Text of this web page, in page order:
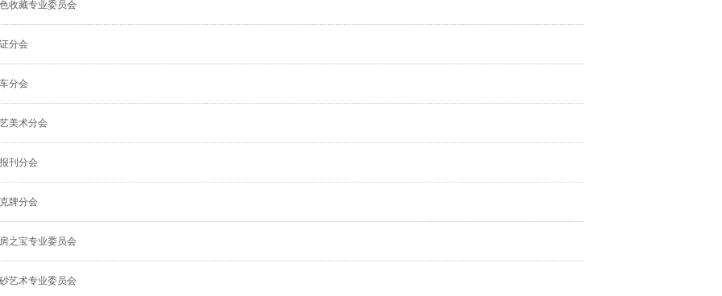
收藏专业委员会
分会
分会
美术分会
刊分会
牌分会
之宝专业委员会
艺术专业委员会